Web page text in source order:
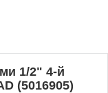
1/2" 4-й
(5016905)